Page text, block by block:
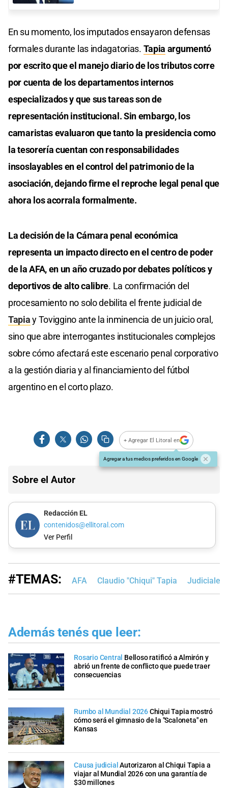
En su momento, los imputados ensayaron defensas
formales durante las indagatorias. Tapia argumentó
por escrito que el manejo diario de los tributos corre
por cuenta de los departamentos internos
especializados y que sus tareas son de
representación institucional. Sin embargo, los
camaristas evaluaron que tanto la presidencia como
la tesorería cuentan con responsabilidades
insoslayables en el control del patrimonio de la
asociación, dejando firme el reproche legal penal que
ahora los acorrala formalmente.
La decisión de la Cámara penal económica
representa un impacto directo en el centro de poder
de la AFA, en un año cruzado por debates políticos y
deportivos de alto calibre. La confirmación del
procesamiento no solo debilita el frente judicial de
Tapiay Toviggino ante la inminencia de un juicio oral,
sino que abre interrogantes institucionales complejos
sobre cómo afectará este escenario penal corporativo
a la gestión diaria y al financiamiento del fútbol
argentino en el corto plazo.
+ Agregar El Litoral en
Agregar a tus medios preferidos en Google
Sobre el Autor
Redacción EL
contenidos@ellitoral.com
Ver Perfil
#TEMAS: AFA Claudio "Chiqui" Tapia Judiciales
Además tenés que leer:
Rosario Central Belloso ratificó a Almirón y
abrió un frente de conflicto que puede traer
consecuencias
Rumbo al Mundial 2026Chiqui Tapia mostró
cómo será el gimnasio de la "Scaloneta" en
Kansas
Causa judicial Autorizaron al Chiqui Tapia a
viajar al Mundial 2026 con una garantía de
$30 millones